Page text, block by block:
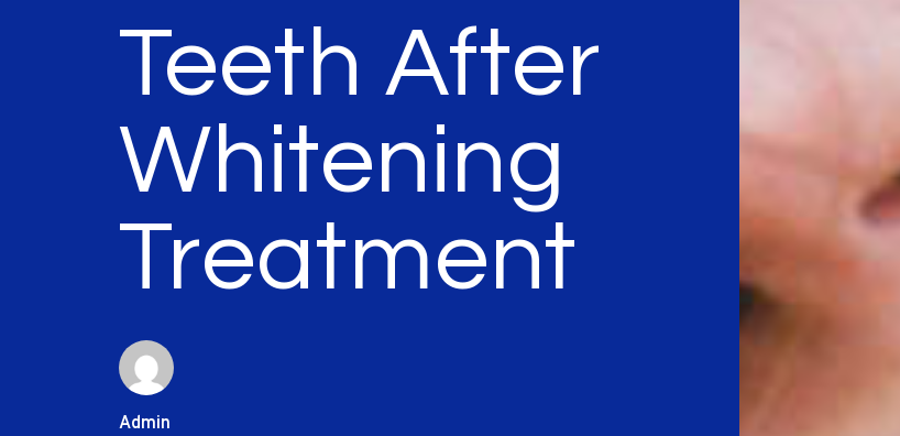
Teeth After
Whitening
Treatment
Admin